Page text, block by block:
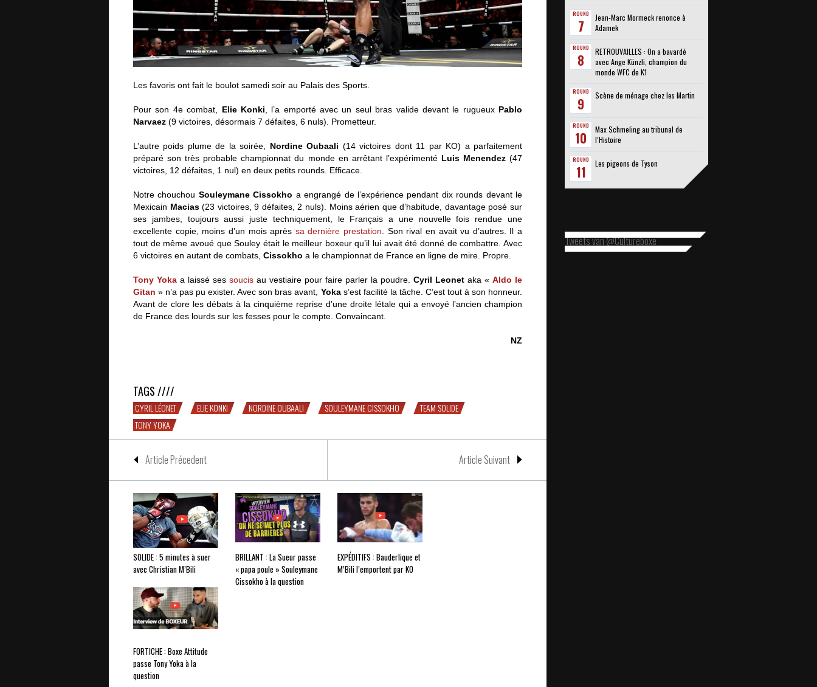
ROUND
7
Jean-Marc Mormeck renonce à
Adamek
ROUND
8
RETROUVAILLES : On a bavardé
avec Ange Künzli, champion du
monde WFC de K1
ROUND
9 Scène de ménage chez les Martin
ROUND
10
Max Schmeling au tribunal de
l’Histoire
ROUND
11 Les pigeons de Tyson
Tweets van @Cultureboxe
Les favoris ont fait le boulot samedi soir au Palais des Sports.
Pour son 4e combat, Elie Konki , l’a emporté avec un seul bras valide devant le rugueux Pablo
Narvaez (9 victoires, désormais 7 défaites, 6 nuls). Prometteur.
L’autre poids plume de la soirée, Nordine Oubaali (14 victoires dont 11 par KO) a parfaitement
préparé son très probable championnat du monde en arrêtant l’expérimenté Luis Menendez(47
victoires, 12 défaites, 1 nul) en deux petits rounds. Efficace.
Notre chouchou Souleymane Cissokho a engrangé de l’expérience pendant dix rounds devant le
Mexicain Macias(23 victoires, 9 défaites, 2 nuls). Moins aérien que d’habitude, davantage posé sur
ses jambes, toujours aussi juste techniquement, le Français a une nouvelle fois rendue une
excellente copie, moins d’un mois après sa dernière prestation . Son rival en avait vu d’autres. Il a
tout de même avoué que Souley était le meilleur boxeur qu’il lui avait été donné de combattre. Avec
6 victoires en autant de combats, Cissokho a le championnat de France en ligne de mire. Propre.
Tony Yoka a laissé ses soucis au vestiaire pour faire parler la poudre. Cyril Leonet aka « Aldo le
Gitan » n’a pas pu exister. Avec son bras avant, Yokas’est facilité la tâche. C’est tout à son honneur.
Avant de clore les débats à la cinquième reprise d’une droite létale qui a envoyé l’ancien champion
de France des lourds sur les fesses pour le compte. Convaincant.
NZ
TAGS ////
CYRIL LÉONET ELIE KONKI NORDINE OUBAALI SOULEYMANE CISSOKHO
TEAM SOLIDE
TONY YOKA
Article Précedent Article Suivant
SOLIDE : 5 minutes à suer
avec Christian M’Bili
BRILLANT : La Sueur passe
« papa poule » Souleymane
Cissokho à la question
EXPÉDITIFS : Bauderlique et
M’Bili l’emportent par KO
FORTICHE : Boxe Attitude
passe Tony Yoka à la
question